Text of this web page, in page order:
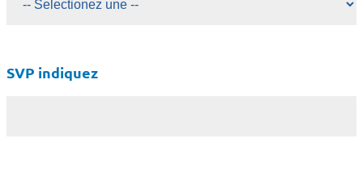
SVP indiquez